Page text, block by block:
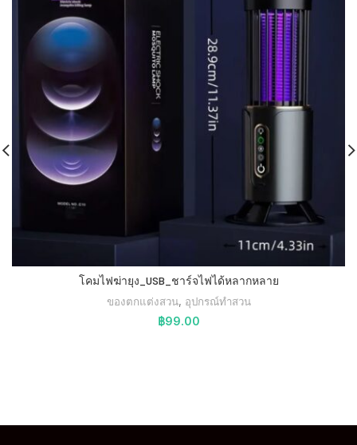
โคมไฟฆ่ายุง_USB_ชาร์จไฟได้หลากหลาย
ของตกแต่งสวน, อุปกรณ์ทำสวน
฿99.00